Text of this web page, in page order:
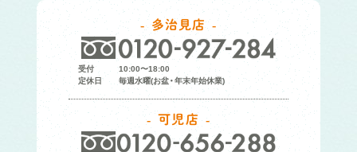
多治見店
受付
10:00〜18:00
定休日
毎週水曜(お盆・年末年始休業)
可児店